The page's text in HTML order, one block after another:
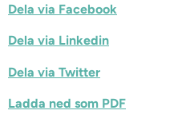
Dela via Facebook
Dela via Linkedin
Dela via Twitter
Ladda ned som PDF